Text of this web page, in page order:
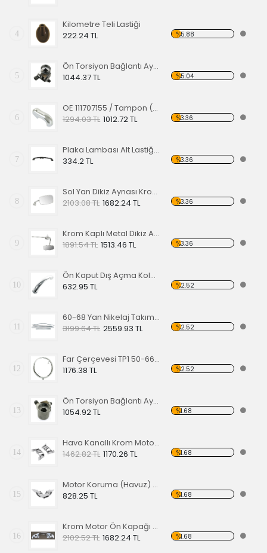
4
Kilometre Teli Lastiği
222.24 TL
%5.88
5
Ön Torsiyon Bağlantı Ayarlayıcı (ADJUSTER ) 60-65
1044.37 TL
%5.04
6
OE 111707155 / Tampon (Babası) Koruma Krom 1200-1300 52-67
1294.03 TL 1012.72 TL %3.36
7
Plaka Lambası Alt Lastiği 67-79 EA
334.2 TL
%3.36
8
Sol Yan Dikiz Aynası Krom 68-79
2103.08 TL 1682.24 TL %3.36
9
Krom Kaplı Metal Dikiz Aynası 57
1891.54 TL 1513.46 TL %3.36
10
Ön Kaput Dış Açma Kolu Nikelajlı 52-67
632.95 TL
%2.52
11
60-68 Yan Nikelaj Takımı Kalın Tip
3199.64 TL 2559.93 TL %2.52
12
Far Çerçevesi TP1 50-66 TP2 50-67
1176.38 TL
%2.52
13
Ön Torsiyon Bağlantı Ayarlayıcı (ADJUSTER ) 66 Ve Üstü Modeller İçin
1054.92 TL
%1.68
14
Hava Kanallı Krom Motor Arka Kapağı
1462.82 TL 1170.26 TL %1.68
15
Motor Koruma (Havuz) Sacı Alt Krom
828.25 TL
%1.68
16
Krom Motor Ön Kapağı (Havuz) Nikelajlı
2102.52 TL 1682.24 TL %1.68